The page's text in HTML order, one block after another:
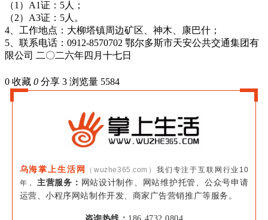
（1）A1证：5人；
（2）A3证：5人。
4、工作地点：大柳塔镇周边矿区、神木、康巴什；
5、联系电话：0912-8570702 鄂尔多斯市天安公共交通集团有
限公司 二〇二六年四月十七日
0 收藏 0 分享 3 浏览量 5584
乌海掌上生活网 （wuzhe365.com） 我们专注于互联网行业10
年， 主营服务： 网站设计制作、网站维护托管、公众号申请
运营、小程序网站制作开发、商家广告营销推广等服务。